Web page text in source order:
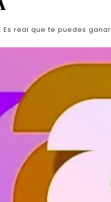
Es real que te puedes ganar